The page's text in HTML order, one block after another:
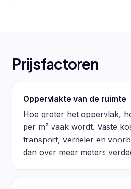
Prijsfactoren
Oppervlakte van de ruimte
Hoe groter het oppervlak,
per m² vaak wordt. Vaste
transport, verdeler en
dan over meer meters